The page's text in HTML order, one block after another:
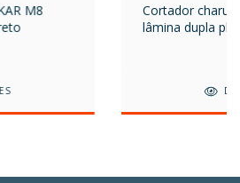
M8
Cortador
lâmina dupla